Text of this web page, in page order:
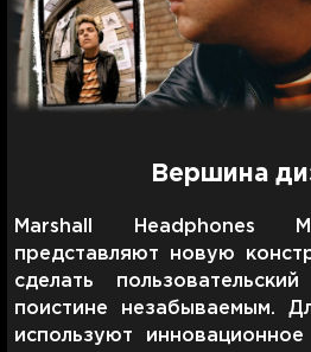
Вершина
Marshall
представляют новую
сделать
поистине незабываемым.
используют